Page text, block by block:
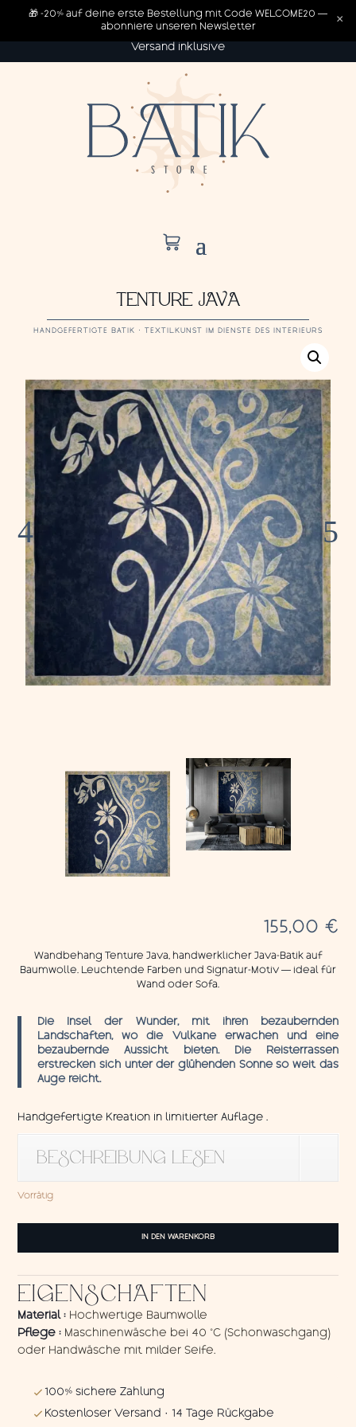
Versand inklusive
TENTURE JAVA
HANDGEFERTIGTE BATIK · TEXTILKUNST IM DIENSTE DES INTERIEURS
155,00 €
Wandbehang Tenture Java, handwerklicher Java-Batik auf
Baumwolle. Leuchtende Farben und Signatur-Motiv — ideal für
Wand oder Sofa.
Die Insel der Wunder, mit ihren bezaubernden
Landschaften, wo die Vulkane erwachen und eine
bezaubernde Aussicht bieten. Die Reisterrassen
erstrecken sich unter der glühenden Sonne so weit das
Auge reicht.
Handgefertigte Kreation in limitierter Auflage .
BESCHREIBUNG LESEN
Vorrätig
IN DEN WARENKORB
EIGENSCHAFTEN
Material : Hochwertige Baumwolle
Pflege : Maschinenwäsche bei 40 °C (Schonwaschgang)
oder Handwäsche mit milder Seife.
100% sichere Zahlung
Kostenloser Versand · 14 Tage Rückgabe
🎁 -20% auf deine erste Bestellung mit Code WELCOME20 —
abonniere unseren Newsletter
×